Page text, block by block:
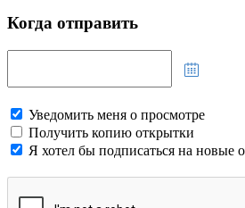
Когда отправить
Уведомить меня о просмотре
Получить копию открытки
Я хотел бы подписаться на новые